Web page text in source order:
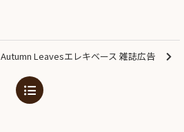
Autumn Leavesエレキベース 雑誌広告